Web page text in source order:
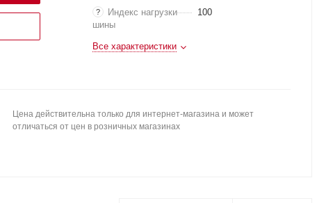
?
Индекс нагрузки
шины
100
Все характеристики
Цена действительна только для интернет-магазина и может
отличаться от цен в розничных магазинах